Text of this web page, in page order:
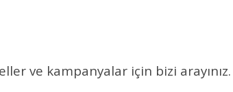
ve kampanyalar için bizi arayınız.